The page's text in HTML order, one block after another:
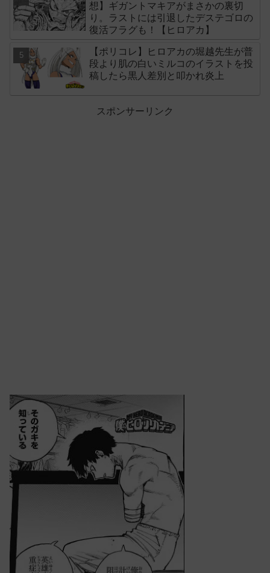
想】ギガントマキアがまさかの裏切
り。ラストには引退したデステゴロの
復活フラグも！【ヒロアカ】
【ポリコレ】ヒロアカの堀越先生が普
段より肌の白いミルコのイラストを投
稿したら黒人差別と叩かれ炎上
スポンサーリンク